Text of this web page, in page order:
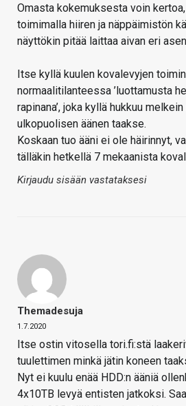
Omasta kokemuksesta voin
toimimalla hiiren ja näppäimistön
näyttökin pitää laittaa aivan eri
Itse kyllä kuulen kovalevyjen
normaalitilanteessa ’luottamusta
rapinana’, joka kyllä hukkuu
ulkopuolisen äänen taakse.
Koskaan tuo ääni ei ole häirinnyt,
tälläkin hetkellä 7 mekaanista
Kirjaudu sisään vastataksesi
Themadesuja
1.7.2020
Itse ostin vitosella tori.fi:stä
tuulettimen minkä jätin koneen
Nyt ei kuulu enää HDD:n ääniä
4x10TB levyä entisten jatkoksi.